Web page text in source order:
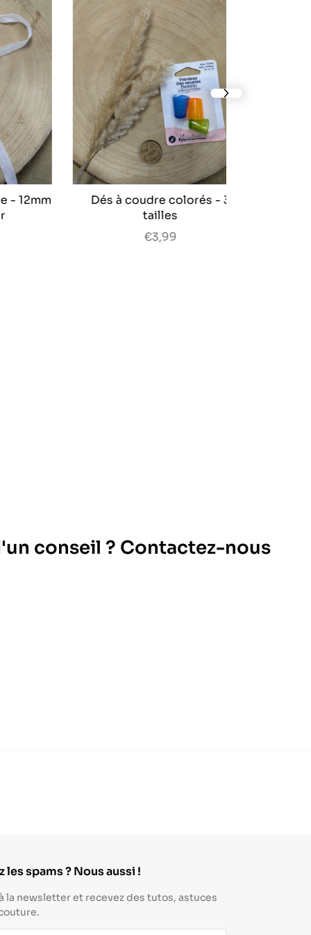
Dés à coudre colorés - 3
tailles
€3,99
next slide
conseil ? Contactez-nous
les spams ? Nous aussi !
la newsletter et recevez des tutos, astuces